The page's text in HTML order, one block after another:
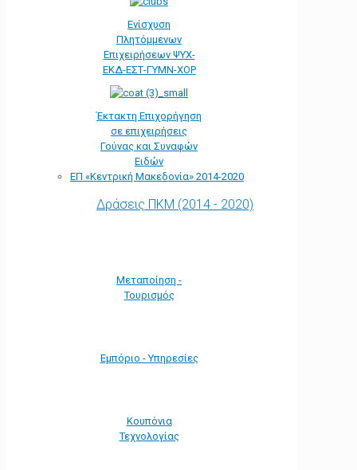
Ενίσχυση
Πλητόμμενων
Επιχειρήσεων ΨΥΧ-
ΕΚΔ-ΕΣΤ-ΓΥΜΝ-ΧΟΡ
Έκτακτη Επιχορήγηση
σε επιχειρήσεις
Γούνας και Συναφών
Ειδών
ΕΠ «Kεντρική Μακεδονία» 2014-2020
Δράσεις ΠΚΜ (2014 - 2020)
Μεταποίηση -
Τουρισμός
Εμπόριο - Υπηρεσίες
Κουπόνια
Τεχνολογίας